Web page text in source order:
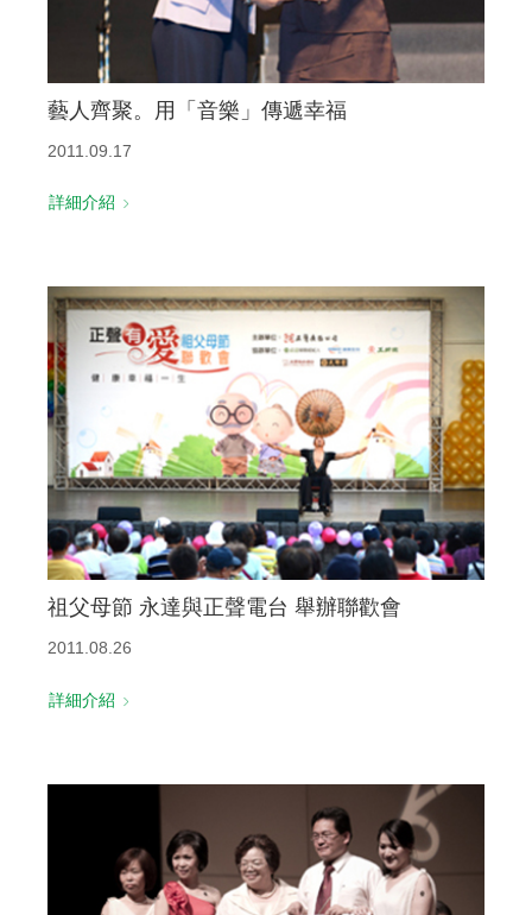
藝人齊聚。用「音樂」傳遞幸福
2011.09.17
詳細介紹
祖父母節 永達與正聲電台 舉辦聯歡會
2011.08.26
詳細介紹